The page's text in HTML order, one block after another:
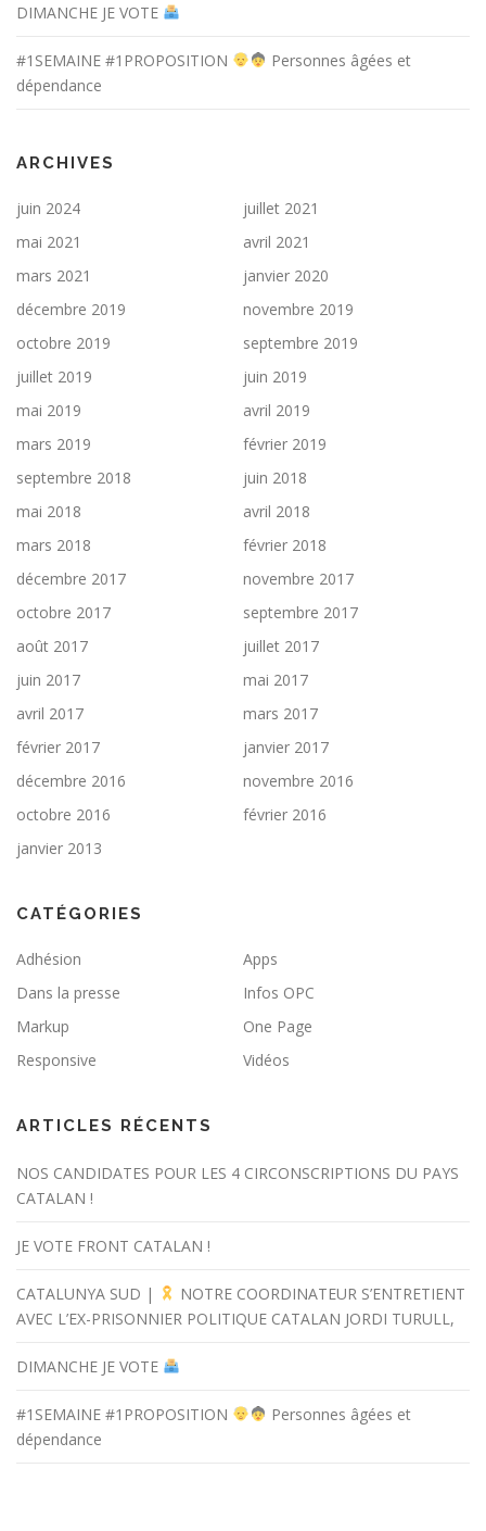
DIMANCHE JE VOTE
#1SEMAINE #1PROPOSITION
Personnes âgées et
dépendance
ARCHIVES
juin 2024
juillet 2021
mai 2021
avril 2021
mars 2021
janvier 2020
décembre 2019
novembre 2019
octobre 2019
septembre 2019
juillet 2019
juin 2019
mai 2019
avril 2019
mars 2019
février 2019
septembre 2018
juin 2018
mai 2018
avril 2018
mars 2018
février 2018
décembre 2017
novembre 2017
octobre 2017
septembre 2017
août 2017
juillet 2017
juin 2017
mai 2017
avril 2017
mars 2017
février 2017
janvier 2017
décembre 2016
novembre 2016
octobre 2016
février 2016
janvier 2013
CATÉGORIES
Adhésion
Apps
Dans la presse
Infos OPC
Markup
One Page
Responsive
Vidéos
ARTICLES RÉCENTS
NOS CANDIDATES POUR LES 4 CIRCONSCRIPTIONS DU PAYS
CATALAN !
JE VOTE FRONT CATALAN !
CATALUNYA SUD |
NOTRE COORDINATEUR S’ENTRETIENT
AVEC L’EX-PRISONNIER POLITIQUE CATALAN JORDI TURULL,
DIMANCHE JE VOTE
#1SEMAINE #1PROPOSITION
Personnes âgées et
dépendance